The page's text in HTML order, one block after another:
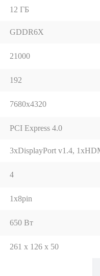
12 ГБ
GDDR6X
21000
192
7680х4320
PCI Express 4.0
3xDisplayPort v1.4,
4
1x8pin
650 Вт
261 x 126 x 50